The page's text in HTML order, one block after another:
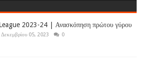
2023-24 | Ανασκόπηση πρώτου γύρου
Δεκεμβρίου 05, 2023 0